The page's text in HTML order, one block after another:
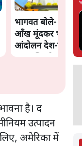
भागवत बोले- 'जेन ज़ी
आँख मूंदकर भरोसा,
आंदोलन देश-विरोधी
अतुल लिमये बोले थे-
है। द
उत्पादन
अमेरिका में